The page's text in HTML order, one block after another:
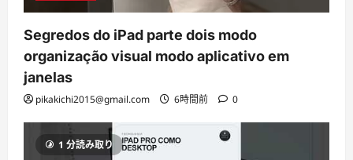
Segredos do iPad parte dois modo
organização visual modo aplicativo em
janelas
pikakichi2015@gmail.com 6時間前 0
1 分読み取り